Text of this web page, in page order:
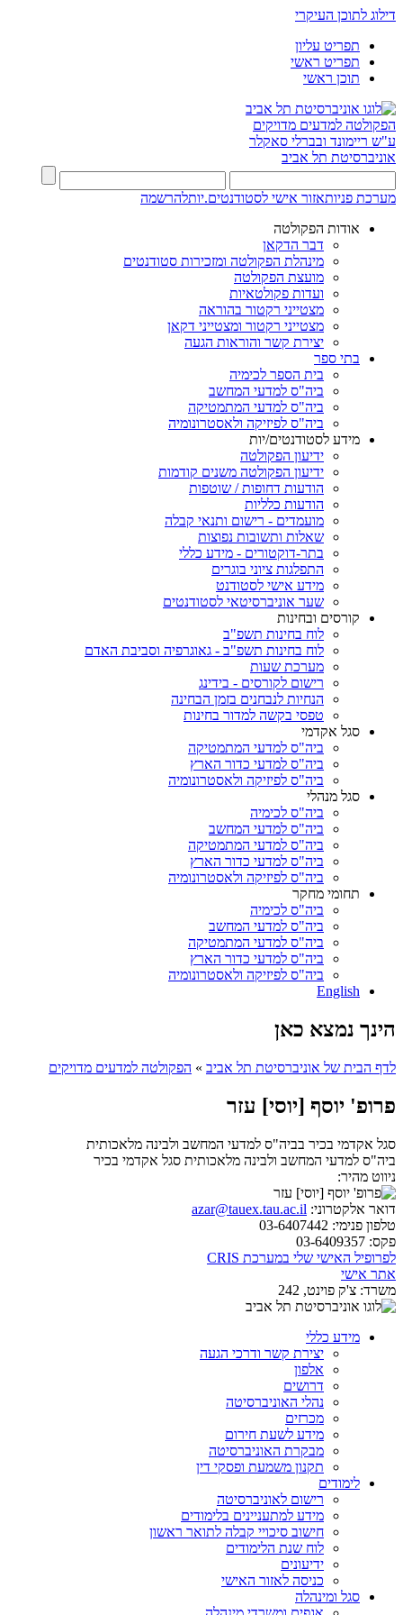
דילוג לתוכן העיקרי
תפריט עליון
תפריט ראשי
תוכן ראשי
הפקולטה למדעים מדויקים
ע"ש ריימונד ובברלי סאקלר
אוניברסיטת תל אביב
מערכת פניותאזור אישי לסטודנטים.יותלהרשמה
אודות הפקולטה
דבר הדקאן
מינהלת הפקולטה ומזכירות סטודנטים
מועצת הפקולטה
ועדות פקולטאיות
מצטייני רקטור בהוראה
מצטייני רקטור ומצטייני דקאן
יצירת קשר והוראות הגעה
בתי ספר
בית הספר לכימיה
ביה"ס למדעי המחשב
ביה"ס למדעי המתמטיקה
ביה"ס לפיזיקה ולאסטרונומיה
מידע לסטודנטים/יות
ידיעון הפקולטה
ידיעון הפקולטה משנים קודמות
הודעות דחופות / שוטפות
הודעות כלליות
מועמדים - רישום ותנאי קבלה
שאלות ותשובות נפוצות
בתר-דוקטורים - מידע כללי
התפלגות ציוני בוגרים
מידע אישי לסטודנט
שער אוניברסיטאי לסטודנטים
קורסים ובחינות
לוח בחינות תשפ"ב
לוח בחינות תשפ"ב - גאוגרפיה וסביבת האדם
מערכת שעות
רישום לקורסים - בידינג
הנחיות לנבחנים בזמן הבחינה
טפסי בקשה למדור בחינות
סגל אקדמי
ביה"ס למדעי המתמטיקה
ביה"ס למדעי כדור הארץ
ביה"ס לפיזיקה ולאסטרונומיה
סגל מנהלי
ביה"ס לכימיה
ביה"ס למדעי המחשב
ביה"ס למדעי המתמטיקה
ביה"ס למדעי כדור הארץ
ביה"ס לפיזיקה ולאסטרונומיה
תחומי מחקר
ביה"ס לכימיה
ביה"ס למדעי המחשב
ביה"ס למדעי המתמטיקה
ביה"ס למדעי כדור הארץ
ביה"ס לפיזיקה ולאסטרונומיה
English
הינך נמצא כאן
לדף הבית של אוניברסיטת תל אביב » הפקולטה למדעים מדויקים
פרופ' יוסף [יוסי] עזר
סגל אקדמי בכיר בביה"ס למדעי המחשב ולבינה מלאכותית
ביה"ס למדעי המחשב ולבינה מלאכותית סגל אקדמי בכיר
ניווט מהיר:
דואר אלקטרוני: azar@tauex.tau.ac.il
טלפון פנימי:
פקס:
לפרופיל האישי שלי במערכת CRIS
אתר אישי
משרד: צ'ק פוינט, 242
מידע כללי
יצירת קשר ודרכי הגעה
אלפון
דרושים
נהלי האוניברסיטה
מכרזים
מידע לשעת חירום
מבקרת האוניברסיטה
תקנון משמעת ופסקי דין
לימודים
רישום לאוניברסיטה
מידע למתעניינים בלימודים
חישוב סיכויי קבלה לתואר ראשון
לוח שנת הלימודים
ידיעונים
כניסה לאזור האישי
סגל ומינהלה